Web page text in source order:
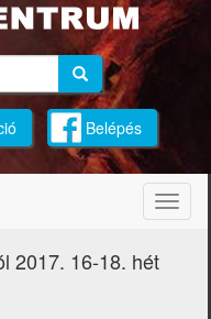
Keresés
Belépés
2017. 16-18. hét